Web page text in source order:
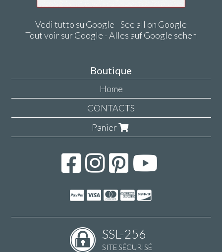
Vedi tutto su Google - See all on Google
Tout voir sur Google - Alles auf Google sehen
Boutique
Home
CONTACTS
Panier
SSL-256
SITE SÉCURISÉ